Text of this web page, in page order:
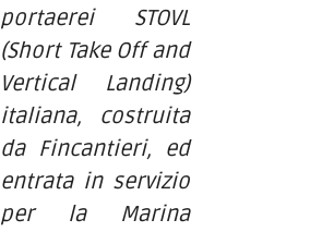
portaerei STOVL
(Short Take Off and
Vertical Landing)
italiana, costruita
da Fincantieri, ed
entrata in servizio
per la Marina